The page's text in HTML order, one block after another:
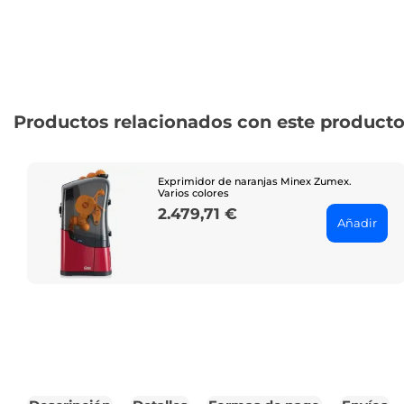
Productos relacionados con este producto
Exprimidor de naranjas Minex Zumex.
Varios colores
Price
2.479,71 €
Añadir